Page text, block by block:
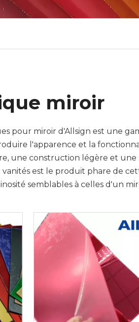
miroir
pour miroir d'Allsign est une
l'apparence et la
une construction légère et
est le produit phare de
semblables à celles d'un
postes de maquillage.
acryliques pour miroirs sont
en particulier pour les
feuilles acryliques miroir est
uniforme sur toute la
Ce revêtement offre également
miroirs adaptées à une
les miroirs en verre peuvent se
miroir sont populaires pour
panneaux de plafond aux